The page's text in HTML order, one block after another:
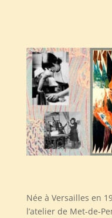
Née à Versailles en
l’atelier de Met-de-